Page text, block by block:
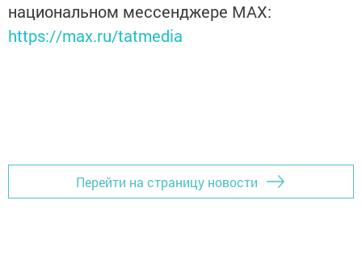
национальном мессенджере MАХ:
https://max.ru/tatmedia
Перейти на страницу новости